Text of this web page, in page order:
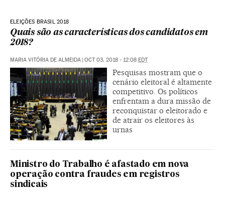
ELEIÇÕES BRASIL 2018
Quais são as características dos candidatos em
2018?
MARIA VITÓRIA DE ALMEIDA OCT 03, 2018 - 12:08 EDT
Pesquisas mostram que o
cenário eleitoral é altamente
competitivo. Os políticos
enfrentam a dura missão de
reconquistar o eleitorado e
de atrair os eleitores às
urnas
Ministro do Trabalho é afastado em nova
operação contra fraudes em registros
sindicais